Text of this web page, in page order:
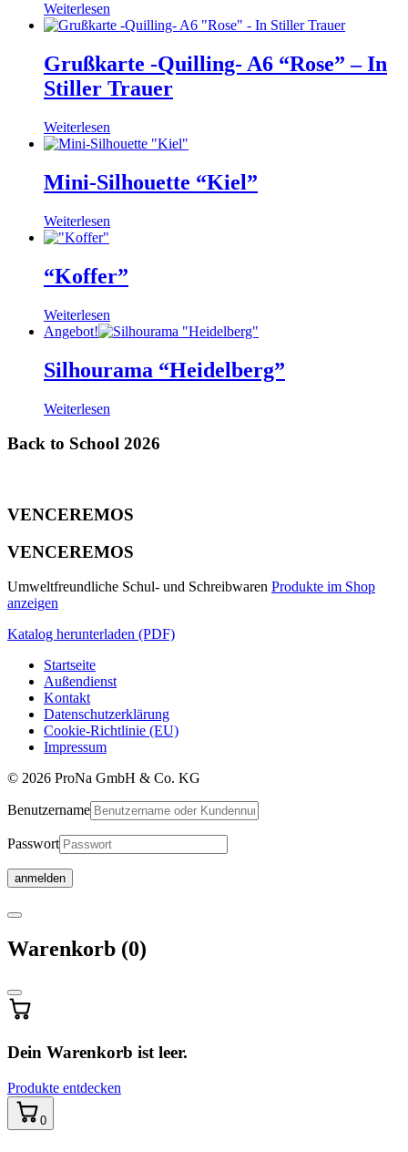
Weiterlesen
Grußkarte -Quilling- A6 “Rose” – In
Stiller Trauer
Weiterlesen
Mini-Silhouette “Kiel”
Weiterlesen
“Koffer”
Weiterlesen
Angebot!
Silhourama “Heidelberg”
Weiterlesen
Back to School 2026
VENCEREMOS
VENCEREMOS
Umweltfreundliche Schul- und Schreibwaren Produkte im Shop
anzeigen
Katalog herunterladen (PDF)
Startseite
Außendienst
Kontakt
Datenschutzerklärung
Cookie-Richtlinie (EU)
Impressum
© 2026 ProNa GmbH & Co. KG
Benutzername
Passwort
Warenkorb
wird
…
Warenkorb (0)
Dein Warenkorb ist leer.
Produkte entdecken
0